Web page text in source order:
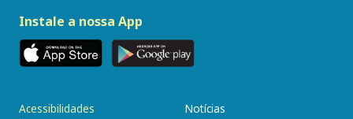
Instale a nossa App
Acessibilidades
Notícias